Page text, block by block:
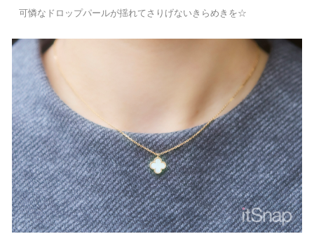
可憐なドロップパールが揺れてさりげないきらめきを☆